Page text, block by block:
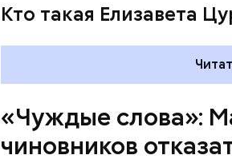
Кто такая Елизавета
«Чуждые слова»:
чиновников